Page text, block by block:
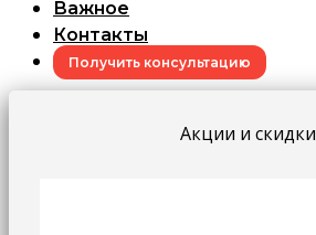
Важное
Контакты
Получить консультацию
Акции и скидки